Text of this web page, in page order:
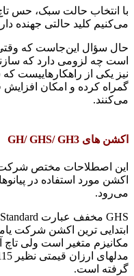
با انتخاب حالت سبک، حس
می‌کنیم کلید حالتی جهنده
حال سؤال این‌جاست که وقتی
است چه لزومی دارد که
نیز یکی از راهکارهاییست که
گمراه کرده و امکان
می‌کنند.
اکشن های GH/ GHS/ GH3
این اصطلاحات مختص شرکت
اکشن مورد استفاده در
می‌رود.
ابتدایی ترین اکشن شرکت
مکانیزم متغیر است ولی تاچ
گرفته است.